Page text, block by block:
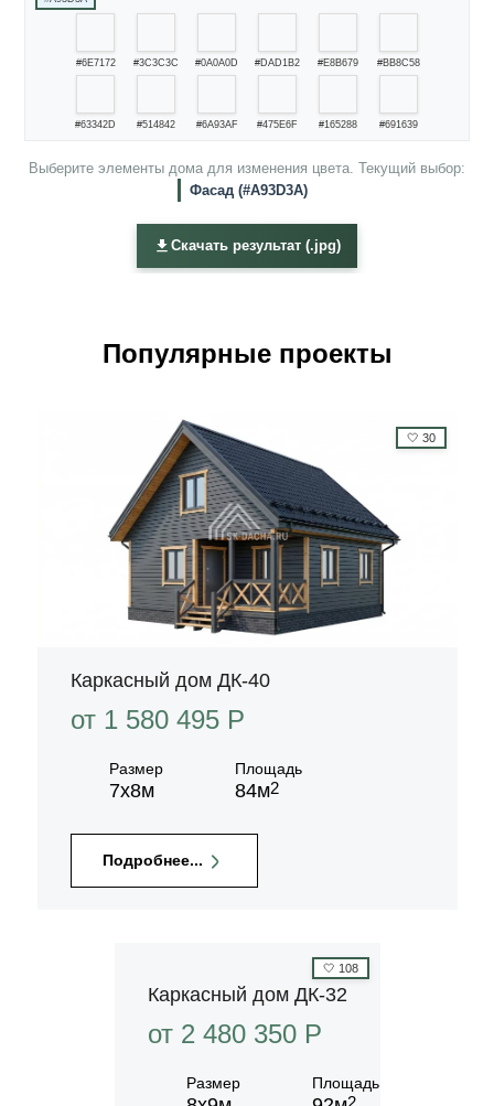
#6E7172 #3C3C3C #0A0A0D #DAD1B2 #E8B679 #BB8C58
#63342D #514842 #6A93AF #475E6F #165288 #691639
Выберите элементы дома для изменения цвета. Текущий выбор:
Фасад (#A93D3A)
Скачать результат (.jpg)
Популярные проекты
🤍 30
Каркасный дом ДК-40
от 1 580 495 P
Размер
7х8м
Площадь
84м2
Подробнее...
🤍 108
Каркасный дом ДК-32
от 2 480 350 P
Размер Площадь